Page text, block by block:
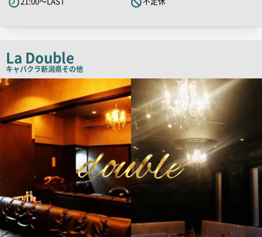
キ
コ
ピ
ー
La Double
キャバクラ新潟県その他
検
索
果
一
覧